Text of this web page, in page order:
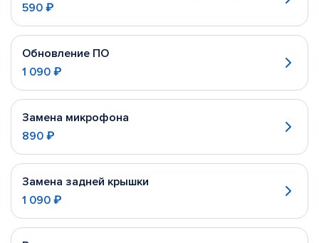
590 ₽
Обновление ПО
1 090 ₽
Замена микрофона
890 ₽
Замена задней крышки
1 090 ₽